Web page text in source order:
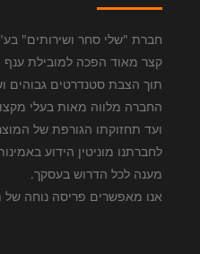
קצר מאוד הפכה למובילת ענף
תוך הצבת סטנדרטים גבוהים
החברה מלווה מאות בעלי
ועד תחזוקתו הגורפת של
לחברתנו מוניטין הידוע
מענה לכל הדרוש בעסקך.
אנו מאפשרים פריסה נוחה